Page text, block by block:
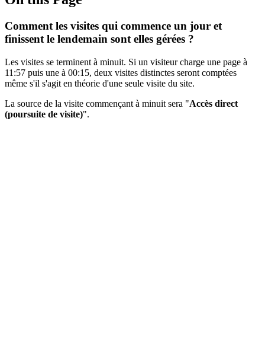
Comment les visites qui commence un jour et
finissent le lendemain sont elles gérées ?
Les visites se terminent à minuit. Si un visiteur charge une page à
11:57 puis une à 00:15, deux visites distinctes seront comptées
même s'il s'agit en théorie d'une seule visite du site.
La source de la visite commençant à minuit sera "Accès direct
(poursuite de visite)".